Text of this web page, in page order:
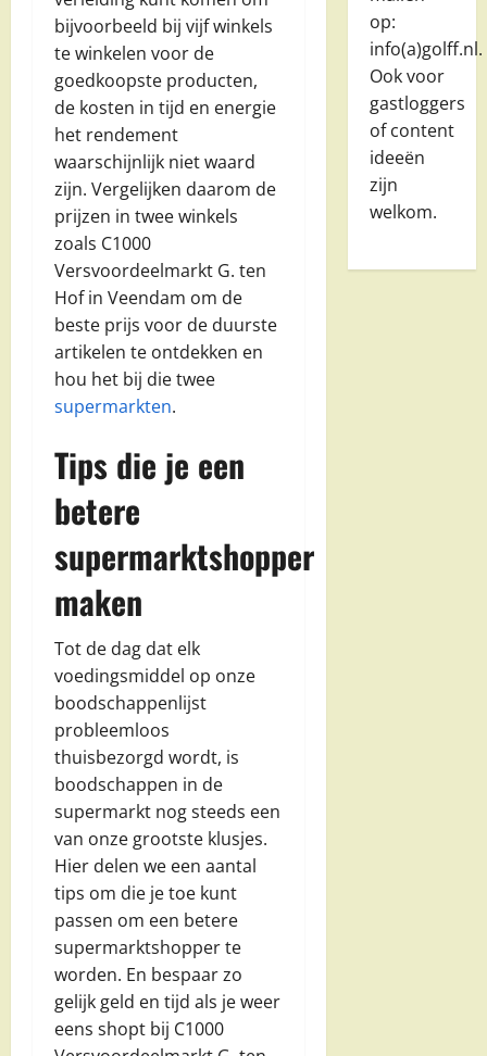
bijvoorbeeld bij vijf winkels
te winkelen voor de
goedkoopste producten,
de kosten in tijd en energie
het rendement
waarschijnlijk niet waard
zijn. Vergelijken daarom de
prijzen in twee winkels
zoals C1000
Versvoordeelmarkt G. ten
Hof in Veendam om de
beste prijs voor de duurste
artikelen te ontdekken en
hou het bij die twee
supermarkten.
Tips die je een
betere
supermarktshopper
maken
Tot de dag dat elk
voedingsmiddel op onze
boodschappenlijst
probleemloos
thuisbezorgd wordt, is
boodschappen in de
supermarkt nog steeds een
van onze grootste klusjes.
Hier delen we een aantal
tips om die je toe kunt
passen om een betere
supermarktshopper te
worden. En bespaar zo
gelijk geld en tijd als je weer
eens shopt bij C1000
op:
info(a)golff.nl.
Ook voor
gastloggers
of content
ideeën
zijn
welkom.